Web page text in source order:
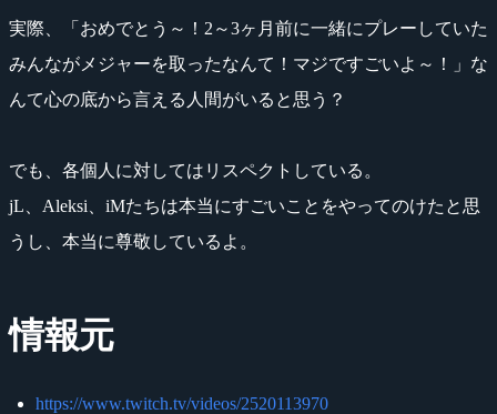
実際、「おめでとう～！2～3ヶ月前に一緒にプレーしていた
みんながメジャーを取ったなんて！マジですごいよ～！」な
んて心の底から言える人間がいると思う？
でも、各個人に対してはリスペクトしている。
jL、Aleksi、iMたちは本当にすごいことをやってのけたと思
うし、本当に尊敬しているよ。
情報元
https://www.twitch.tv/videos/2520113970